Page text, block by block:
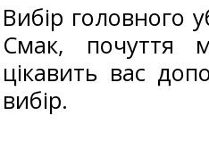
Вибір головного
Смак, почуття
цікавить вас
вибір.